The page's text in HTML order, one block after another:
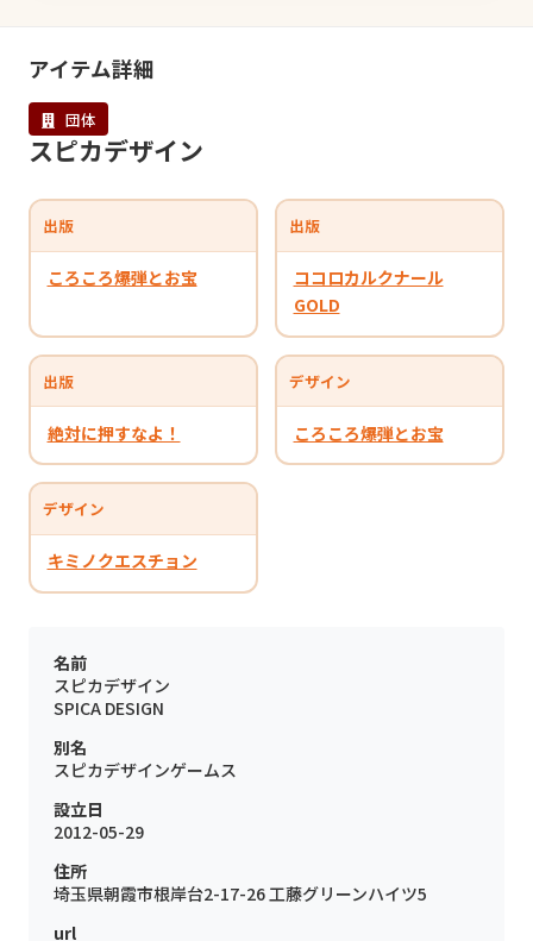
アイテム詳細
団体
スピカデザイン
出版
ころころ爆弾とお宝
出版
ココロカルクナール
GOLD
出版
絶対に押すなよ！
デザイン
ころころ爆弾とお宝
デザイン
キミノクエスチョン
名前
スピカデザイン
SPICA DESIGN
別名
スピカデザインゲームス
設立日
2012-05-29
住所
埼玉県朝霞市根岸台2-17-26 工藤グリーンハイツ5
url